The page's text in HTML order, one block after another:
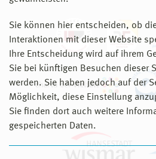
Sie können hier entscheiden, ob
Interaktionen mit dieser Website
Ihre Entscheidung wird auf ihrem
Sie bei künftigen Besuchen dieser
werden. Sie haben jedoch auf der
Möglichkeit, diese Einstellung
Sie finden dort auch weitere
gespeicherten Daten.